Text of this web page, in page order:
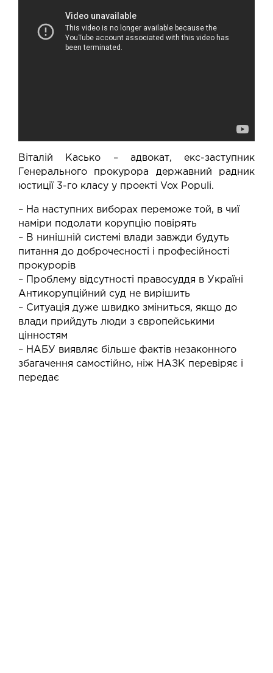
Віталій Касько – адвокат, екс-заступник
Генерального прокурора державний радник
юстиції 3-го класу у проекті Vox Populi.
– На наступних виборах переможе той, в чиї
наміри подолати корупцію повірять
– В нинішній системі влади завжди будуть
питання до доброчесності і професійності
прокурорів
– Проблему відсутності правосуддя в Україні
Антикорупційний суд не вирішить
– Ситуація дуже швидко зміниться, якщо до
влади прийдуть люди з європейськими
цінностям
– НАБУ виявляє більше фактів незаконного
збагачення самостійно, ніж НАЗК перевіряє і
передає